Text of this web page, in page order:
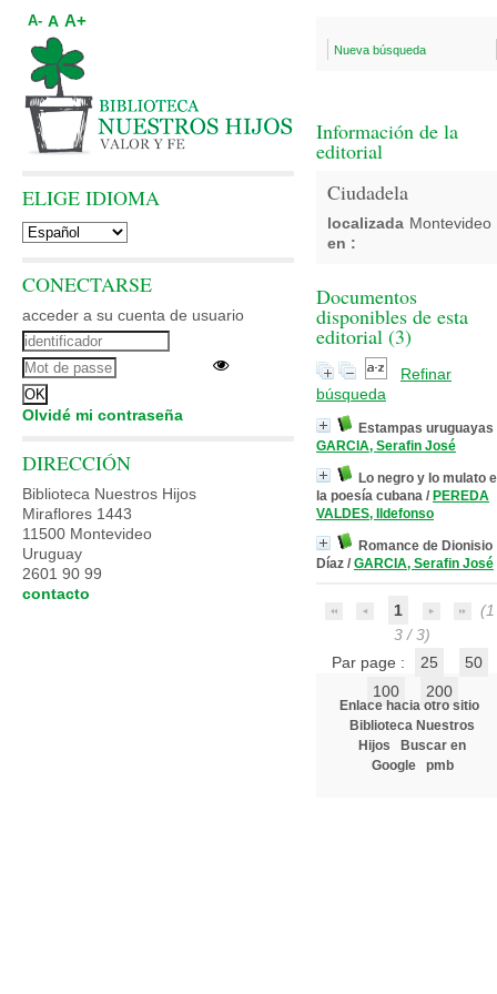
Nueva búsqueda
Información de la
editorial
Ciudadela
localizada
en :
Montevideo
Documentos
disponibles de esta
editorial (3)
Refinar
búsqueda
Estampas uruguayas
GARCIA, Serafin José
Lo negro y lo mulato
la poesía cubana / PEREDA
VALDES, Ildefonso
Romance de Dionisio
Díaz / GARCIA, Serafin José
1
3 / 3)
Par page :
25
50
100
200
Enlace hacia otro sitio
Biblioteca Nuestros
Hijos
Buscar en
Google
pmb
A- A A+
ELIGE IDIOMA
CONECTARSE
acceder a su cuenta de usuario
Olvidé mi contraseña
DIRECCIÓN
Biblioteca Nuestros Hijos
Miraflores 1443
11500 Montevideo
Uruguay
2601 90 99
contacto